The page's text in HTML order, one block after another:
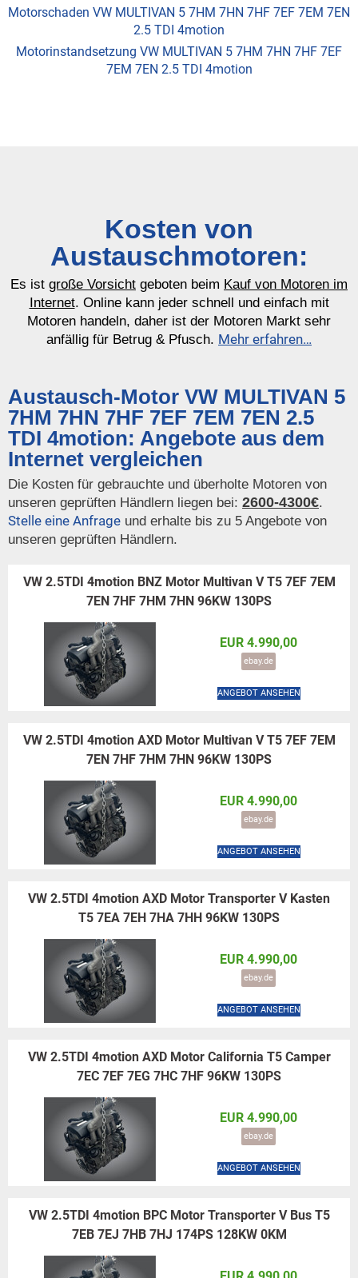
Motorschaden VW MULTIVAN 5 7HM 7HN 7HF 7EF 7EM 7EN
2.5 TDI 4motion
Motorinstandsetzung VW MULTIVAN 5 7HM 7HN 7HF 7EF
7EM 7EN 2.5 TDI 4motion
Kosten von
Austauschmotoren:
Es ist große Vorsicht geboten beim Kauf von Motoren im
Internet. Online kann jeder schnell und einfach mit
Motoren handeln, daher ist der Motoren Markt sehr
anfällig für Betrug & Pfusch. Mehr erfahren…
Austausch-Motor VW MULTIVAN 5
7HM 7HN 7HF 7EF 7EM 7EN 2.5
TDI 4motion: Angebote aus dem
Internet vergleichen
Die Kosten für gebrauchte und überholte Motoren von
unseren geprüften Händlern liegen bei: 2600-4300€.
Stelle eine Anfrage und erhalte bis zu 5 Angebote von
unseren geprüften Händlern.
VW 2.5TDI 4motion BNZ Motor Multivan V T5 7EF 7EM
7EN 7HF 7HM 7HN 96KW 130PS
EUR 4.990,00
ebay.de
ANGEBOT ANSEHEN
VW 2.5TDI 4motion AXD Motor Multivan V T5 7EF 7EM
7EN 7HF 7HM 7HN 96KW 130PS
EUR 4.990,00
ebay.de
ANGEBOT ANSEHEN
VW 2.5TDI 4motion AXD Motor Transporter V Kasten
T5 7EA 7EH 7HA 7HH 96KW 130PS
EUR 4.990,00
ebay.de
ANGEBOT ANSEHEN
VW 2.5TDI 4motion AXD Motor California T5 Camper
7EC 7EF 7EG 7HC 7HF 96KW 130PS
EUR 4.990,00
ebay.de
ANGEBOT ANSEHEN
VW 2.5TDI 4motion BPC Motor Transporter V Bus T5
7EB 7EJ 7HB 7HJ 174PS 128KW 0KM